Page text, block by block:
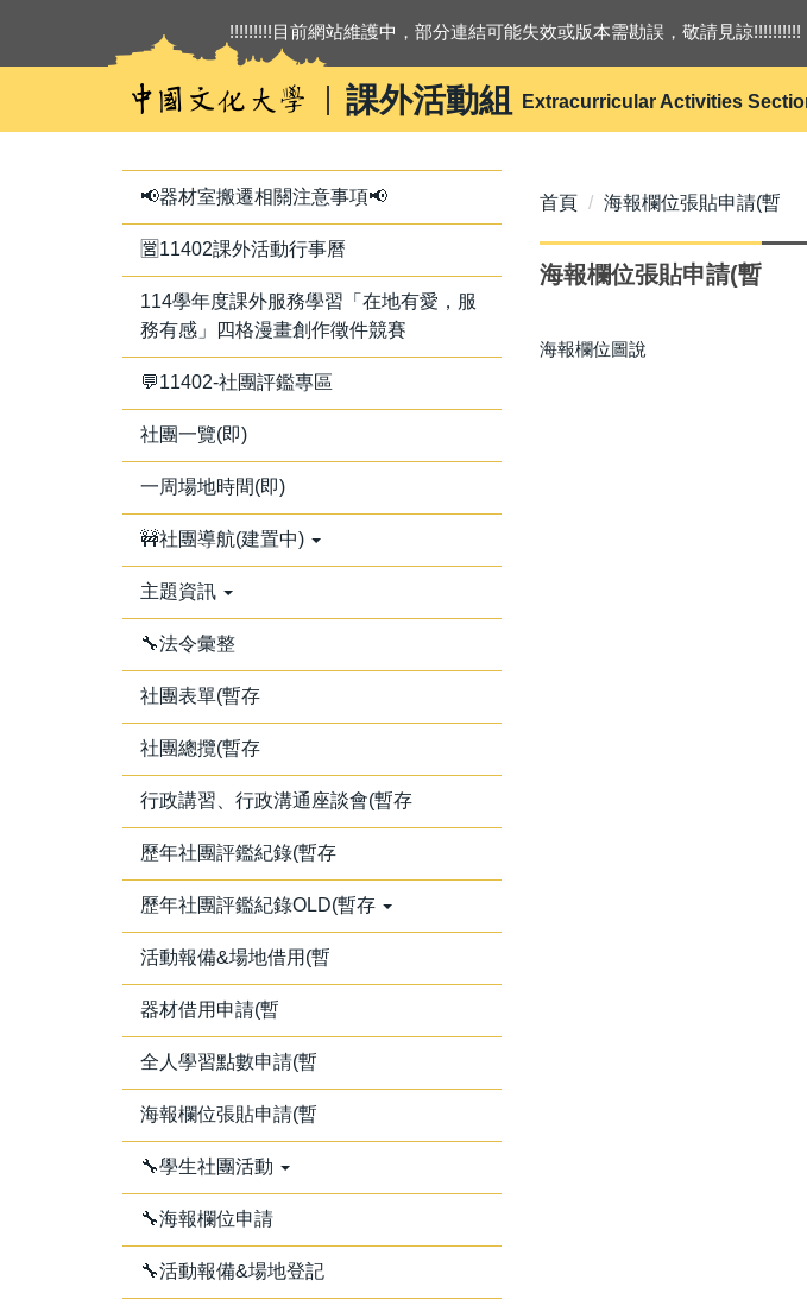
內
課外活動組 Extracurricular Activities
!!!!!!!!!目前網站維護中，部分連結可能失效或版本需勘誤，敬請見諒!!!!!!!!!!
📢器材室搬遷相關注意事項📢
🈺11402課外活動行事曆
114學年度課外服務學習「在地有愛，服
務有感」四格漫畫創作徵件競賽
💬11402-社團評鑑專區
社團一覽(即)
一周場地時間(即)
🚧社團導航(建置中)
主題資訊
🔧法令彙整
社團表單(暫存
社團總攬(暫存
行政講習、行政溝通座談會(暫存
歷年社團評鑑紀錄(暫存
歷年社團評鑑紀錄OLD(暫存
活動報備&場地借用(暫
器材借用申請(暫
全人學習點數申請(暫
海報欄位張貼申請(暫
🔧學生社團活動
🔧海報欄位申請
🔧活動報備&場地登記
首頁 海報欄位張貼申請(暫
海報欄位張貼申請(暫
海報欄位圖說